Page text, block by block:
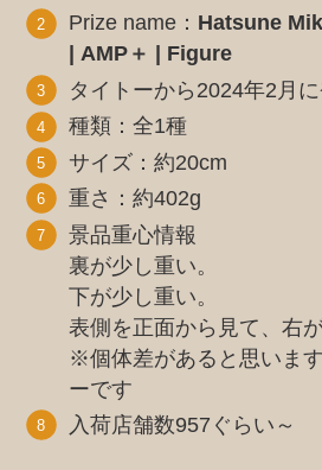
Prize name： Hatsune
| AMP＋ | Figure
タイトーから2024年2月
種類：全1種
サイズ：約20cm
重さ：約402g
景品重心情報
裏が少し重い。
下が少し重い。
表側を正面から見て、右
※個体差があると思いま
ーです
入荷店舗数957ぐらい～